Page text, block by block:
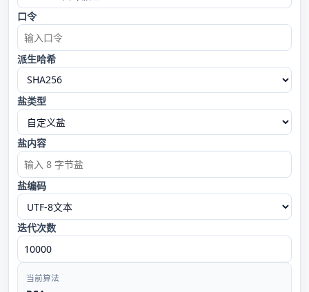
口令
派生哈希
盐类型
盐内容
盐编码
迭代次数
当前算法